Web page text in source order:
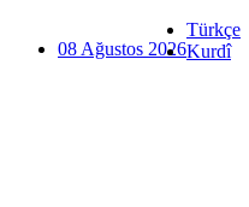
08 Ağustos 2026
Türkçe
Kurdî